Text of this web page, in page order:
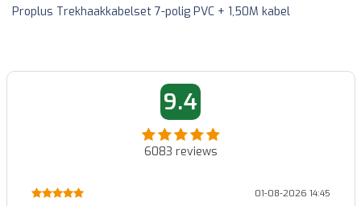
Proplus Trekhaakkabelset 7-polig PVC + 1,50M kabel
9.4
6083 reviews
01-08-2026 14:45